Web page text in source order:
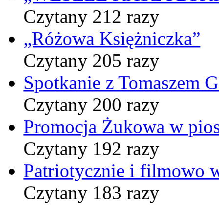
Czytany 212 razy
„Różowa Księżniczka”
Czytany 205 razy
Spotkanie z Tomaszem
Czytany 200 razy
Promocja Żukowa w
Czytany 192 razy
Patriotycznie i filmowo
Czytany 183 razy